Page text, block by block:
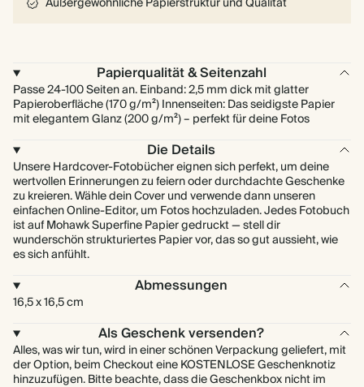
Papierqualität & Seitenzahl
Passe 24-100 Seiten an. Einband: 2,5 mm dick mit glatter
Papieroberfläche (170 g/m²) Innenseiten: Das seidigste Papier
mit elegantem Glanz (200 g/m²) – perfekt für deine Fotos
Die Details
Unsere Hardcover-Fotobücher eignen sich perfekt, um deine
wertvollen Erinnerungen zu feiern oder durchdachte Geschenke
zu kreieren. Wähle dein Cover und verwende dann unseren
einfachen Online-Editor, um Fotos hochzuladen. Jedes Fotobuch
ist auf Mohawk Superfine Papier gedruckt — stell dir
wunderschön strukturiertes Papier vor, das so gut aussieht, wie
es sich anfühlt.
Abmessungen
16,5 x 16,5 cm
Als Geschenk versenden?
Alles, was wir tun, wird in einer schönen Verpackung geliefert, mit
der Option, beim Checkout eine KOSTENLOSE Geschenknotiz
hinzuzufügen. Bitte beachte, dass die Geschenkbox nicht im